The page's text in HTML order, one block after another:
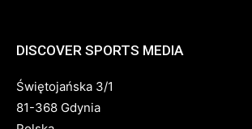
DISCOVER SPORTS MEDIA
Świętojańska 3/1
81-368 Gdynia